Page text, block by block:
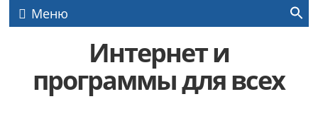
Меню
Интернет и
программы для всех